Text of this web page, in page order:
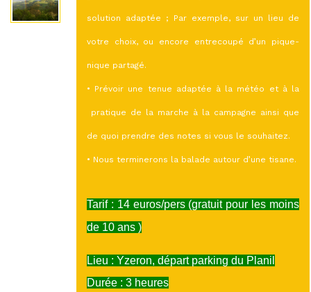
solution adaptée ; Par exemple, sur un lieu de
votre choix, ou encore entrecoupé d’un pique-
nique partagé.
• Prévoir une tenue adaptée à la météo et à la
pratique de la marche à la campagne ainsi que
de quoi prendre des notes si vous le souhaitez.
• Nous terminerons la balade autour d’une tisane.
Tarif : 14 euros/pers (gratuit pour les moins
de 10 ans )
Lieu : Yzeron, départ parking du Planil
Durée : 3 heures